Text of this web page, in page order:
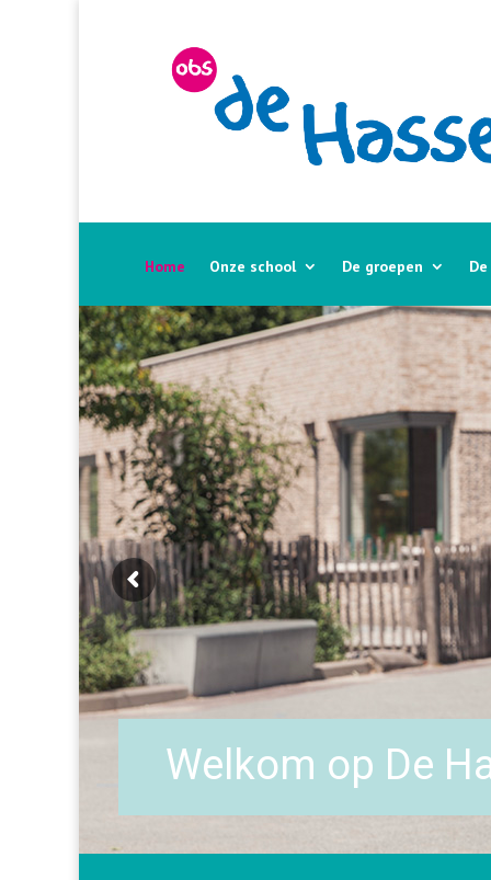
Home Onze school De groepen
Welkom op De